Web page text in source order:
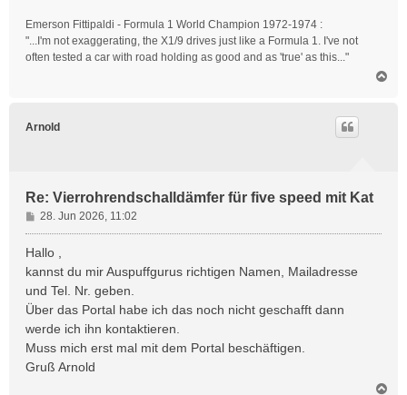
Emerson Fittipaldi - Formula 1 World Champion 1972-1974 :
"...I'm not exaggerating, the X1/9 drives just like a Formula 1. I've not
often tested a car with road holding as good and as 'true' as this..."
Arnold
Re: Vierrohrendschalldämfer für five speed mit Kat
B
e
i
a
g
28. Jun 2026, 11:02
Hallo ,
kannst du mir Auspuffgurus richtigen Namen, Mailadresse
und Tel. Nr. geben.
Über das Portal habe ich das noch nicht geschafft dann
werde ich ihn kontaktieren.
Muss mich erst mal mit dem Portal beschäftigen.
Gruß Arnold